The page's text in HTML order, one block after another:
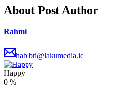
About Post Author
Rahmi
habibti@lakumedia.id
Happy
0 %